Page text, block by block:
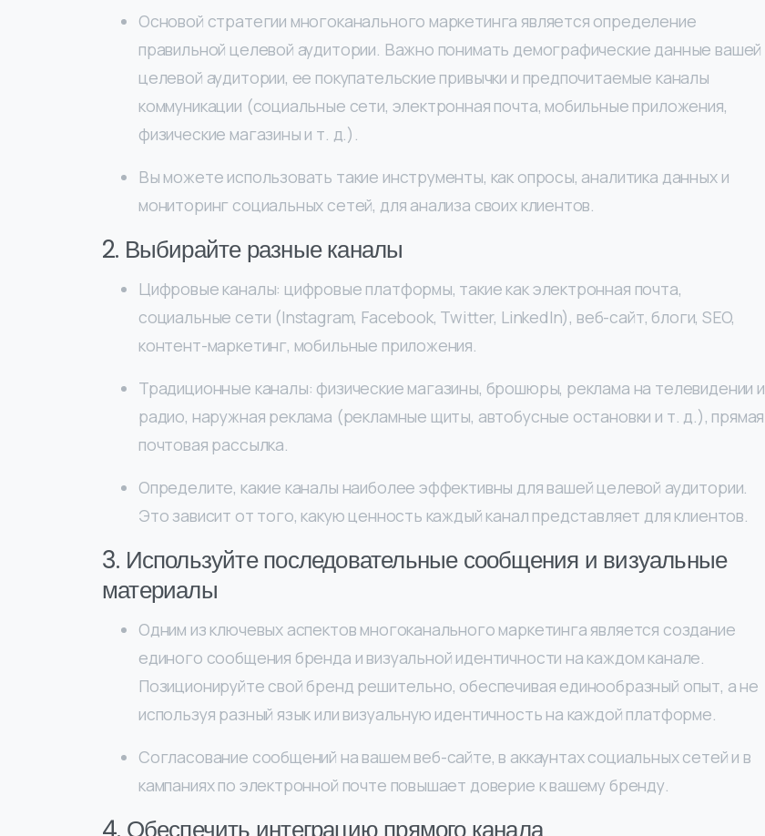
Основой стратегии многоканального маркетинга является определение
правильной целевой аудитории. Важно понимать демографические данные вашей
целевой аудитории, ее покупательские привычки и предпочитаемые каналы
коммуникации (социальные сети, электронная почта, мобильные приложения,
физические магазины и т. д.).
Вы можете использовать такие инструменты, как опросы, аналитика данных и
мониторинг социальных сетей, для анализа своих клиентов.
2. Выбирайте разные каналы
Цифровые каналы: цифровые платформы, такие как электронная почта,
социальные сети (Instagram, Facebook, Twitter, LinkedIn), веб-сайт, блоги, SEO,
контент-маркетинг, мобильные приложения.
Традиционные каналы: физические магазины, брошюры, реклама на телевидении и
радио, наружная реклама (рекламные щиты, автобусные остановки и т. д.), прямая
почтовая рассылка.
Определите, какие каналы наиболее эффективны для вашей целевой аудитории.
Это зависит от того, какую ценность каждый канал представляет для клиентов.
3. Используйте последовательные сообщения и визуальные
материалы
Одним из ключевых аспектов многоканального маркетинга является создание
единого сообщения бренда и визуальной идентичности на каждом канале.
Позиционируйте свой бренд решительно, обеспечивая единообразный опыт, а не
используя разный язык или визуальную идентичность на каждой платформе.
Согласование сообщений на вашем веб-сайте, в аккаунтах социальных сетей и в
кампаниях по электронной почте повышает доверие к вашему бренду.